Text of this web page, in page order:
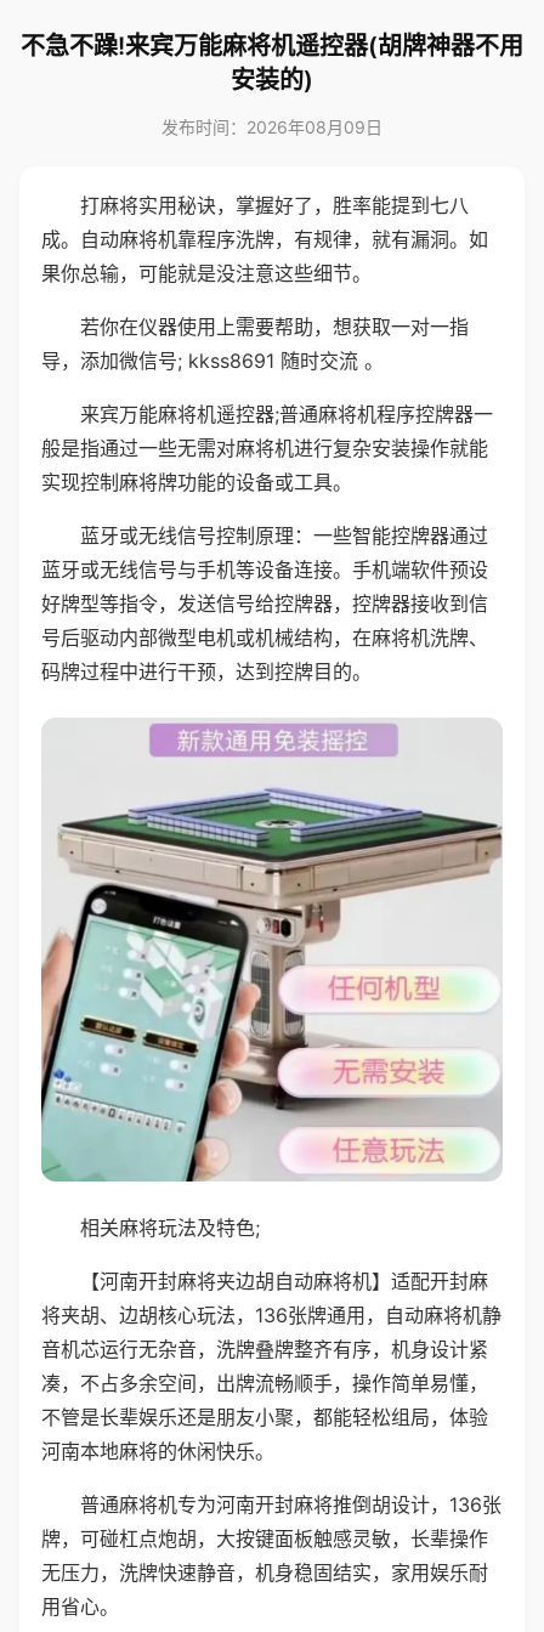
不急不躁!来宾万能麻将机遥控器(胡牌神器不用
安装的)
发布时间：2026年08月09日
打麻将实用秘诀，掌握好了，胜率能提到七八
成。自动麻将机靠程序洗牌，有规律，就有漏洞。如
果你总输，可能就是没注意这些细节。
若你在仪器使用上需要帮助，想获取一对一指
导，添加微信号; kkss8691 随时交流 。
来宾万能麻将机遥控器;普通麻将机程序控牌器一
般是指通过一些无需对麻将机进行复杂安装操作就能
实现控制麻将牌功能的设备或工具。
蓝牙或无线信号控制原理：一些智能控牌器通过
蓝牙或无线信号与手机等设备连接。手机端软件预设
好牌型等指令，发送信号给控牌器，控牌器接收到信
号后驱动内部微型电机或机械结构，在麻将机洗牌、
码牌过程中进行干预，达到控牌目的。
相关麻将玩法及特色;
【河南开封麻将夹边胡自动麻将机】适配开封麻
将夹胡、边胡核心玩法，136张牌通用，自动麻将机静
音机芯运行无杂音，洗牌叠牌整齐有序，机身设计紧
凑，不占多余空间，出牌流畅顺手，操作简单易懂，
不管是长辈娱乐还是朋友小聚，都能轻松组局，体验
河南本地麻将的休闲快乐。
普通麻将机专为河南开封麻将推倒胡设计，136张
牌，可碰杠点炮胡，大按键面板触感灵敏，长辈操作
无压力，洗牌快速静音，机身稳固结实，家用娱乐耐
用省心。